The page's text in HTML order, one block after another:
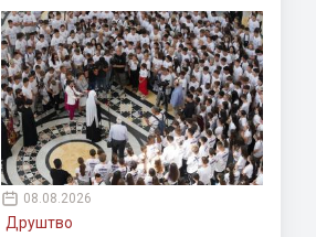
08.08.2026
Друштво